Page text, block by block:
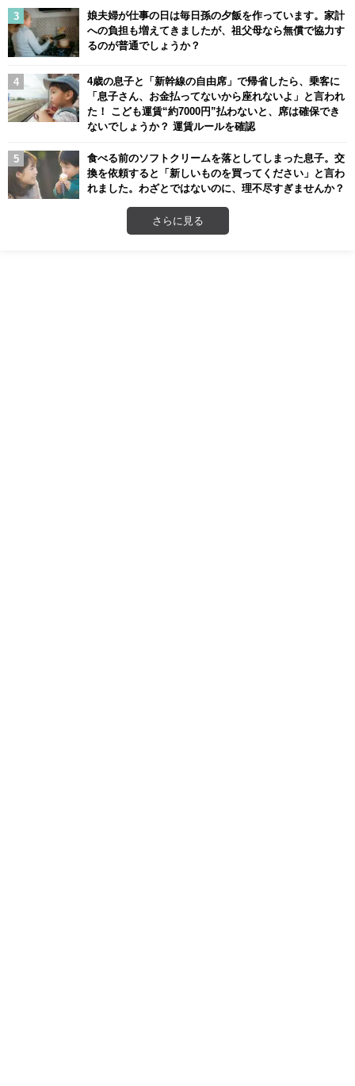
娘夫婦が仕事の日は毎日孫の夕飯を作っています。家計
への負担も増えてきましたが、祖父母なら無償で協力す
るのが普通でしょうか？
4歳の息子と「新幹線の自由席」で帰省したら、乗客に
「息子さん、お金払ってないから座れないよ」と言われ
た！ こども運賃“約7000円”払わないと、席は確保でき
ないでしょうか？ 運賃ルールを確認
食べる前のソフトクリームを落としてしまった息子。交
換を依頼すると「新しいものを買ってください」と言わ
れました。わざとではないのに、理不尽すぎませんか？
さらに見る